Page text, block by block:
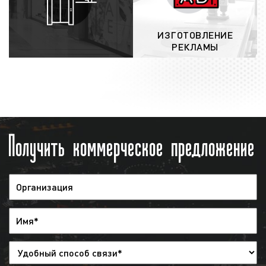
замечаний, сделанных заказчиком.
Рекламодатель может менять время
выхода рекламы, количество выходов
рекламы в день и за период, долю
прайма. Корректировки, производимые
заново;
заключение договора:
условий выхода рекламы на радио между
заказчиком и нашим агентством заключается
договор. В договоре указываются все
основные положения выхода рекламы, а
также прописываются достигнутые
направляется заказчику по электронной
курьером;
ИЗГОТОВЛЕНИЕ
РЕКЛАМЫ
Получить коммерческое предложение